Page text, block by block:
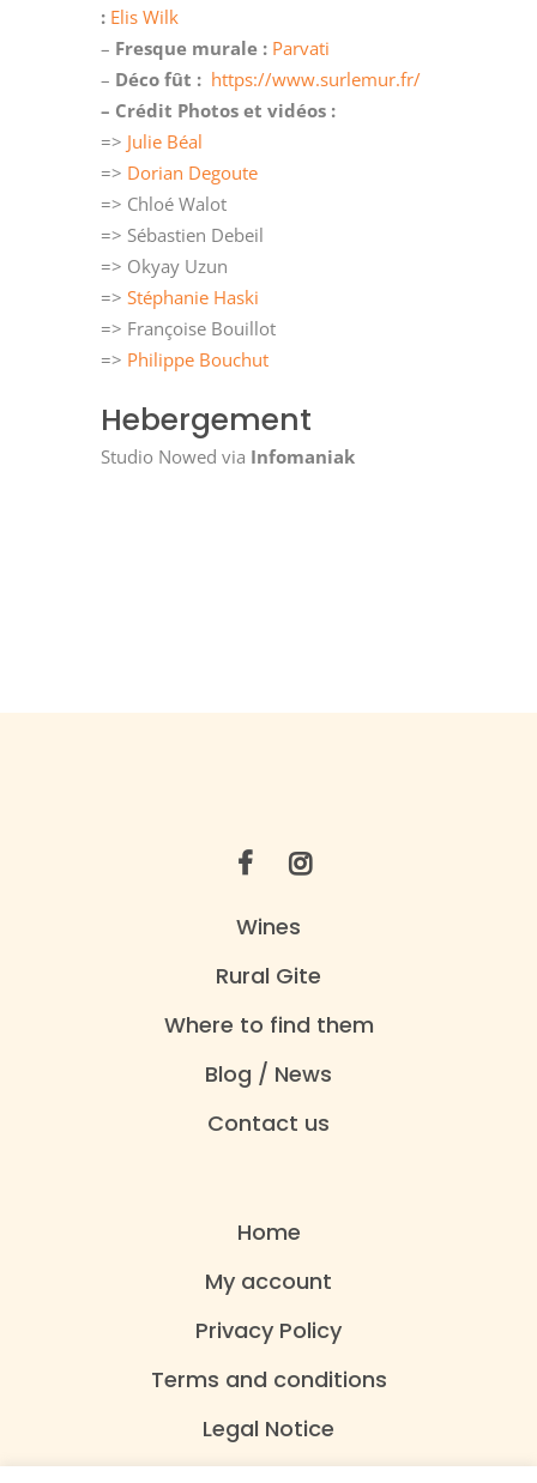
: Elis Wilk
– Fresque murale : Parvati
– Déco fût : https://www.surlemur.fr/
– Crédit Photos et vidéos :
=> Julie Béal
=> Dorian Degoute
=> Chloé Walot
=> Sébastien Debeil
=> Okyay Uzun
=> Stéphanie Haski
=> Françoise Bouillot
=> Philippe Bouchut
Hebergement
Studio Nowed via Infomaniak
Wines
Rural Gite
Where to find them
Blog / News
Contact us
Home
My account
Privacy Policy
Terms and conditions
Legal Notice